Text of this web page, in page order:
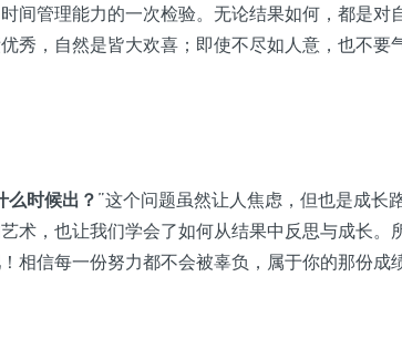
间管理能力的一次检验。无论结果如何，都是对
秀，自然是皆大欢喜；即使不尽如人意，也不要
么时候出？ ”这个问题虽然让人焦虑，但也是成长
术，也让我们学会了如何从结果中反思与成长。
相信每一份努力都不会被辜负，属于你的那份成